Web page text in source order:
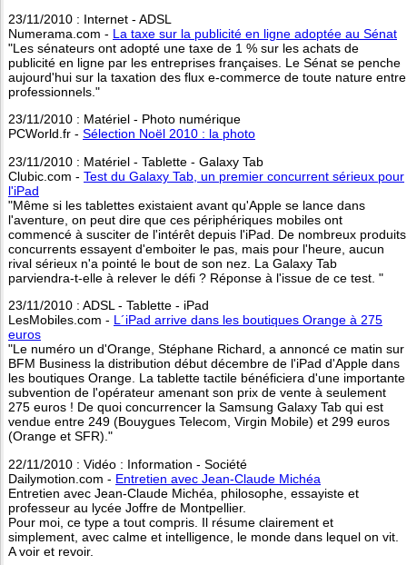
23/11/2010 : Internet - ADSL
Numerama.com - La taxe sur la publicité en ligne adoptée au Sénat
"Les sénateurs ont adopté une taxe de 1 % sur les achats de
publicité en ligne par les entreprises françaises. Le Sénat se penche
aujourd'hui sur la taxation des flux e-commerce de toute nature entre
professionnels."
23/11/2010 : Matériel - Photo numérique
PCWorld.fr - Sélection Noël 2010 : la photo
23/11/2010 : Matériel - Tablette - Galaxy Tab
Clubic.com - Test du Galaxy Tab, un premier concurrent sérieux pour
l'iPad
"Même si les tablettes existaient avant qu'Apple se lance dans
l'aventure, on peut dire que ces périphériques mobiles ont
commencé à susciter de l'intérêt depuis l'iPad. De nombreux produits
concurrents essayent d'emboiter le pas, mais pour l'heure, aucun
rival sérieux n'a pointé le bout de son nez. La Galaxy Tab
parviendra-t-elle à relever le défi ? Réponse à l'issue de ce test. "
23/11/2010 : ADSL - Tablette - iPad
LesMobiles.com - L´iPad arrive dans les boutiques Orange à 275
euros
"Le numéro un d'Orange, Stéphane Richard, a annoncé ce matin sur
BFM Business la distribution début décembre de l'iPad d'Apple dans
les boutiques Orange. La tablette tactile bénéficiera d'une importante
subvention de l'opérateur amenant son prix de vente à seulement
275 euros ! De quoi concurrencer la Samsung Galaxy Tab qui est
vendue entre 249 (Bouygues Telecom, Virgin Mobile) et 299 euros
(Orange et SFR)."
22/11/2010 : Vidéo : Information - Société
Dailymotion.com - Entretien avec Jean-Claude Michéa
Entretien avec Jean-Claude Michéa, philosophe, essayiste et
professeur au lycée Joffre de Montpellier.
Pour moi, ce type a tout compris. Il résume clairement et
simplement, avec calme et intelligence, le monde dans lequel on vit.
A voir et revoir.